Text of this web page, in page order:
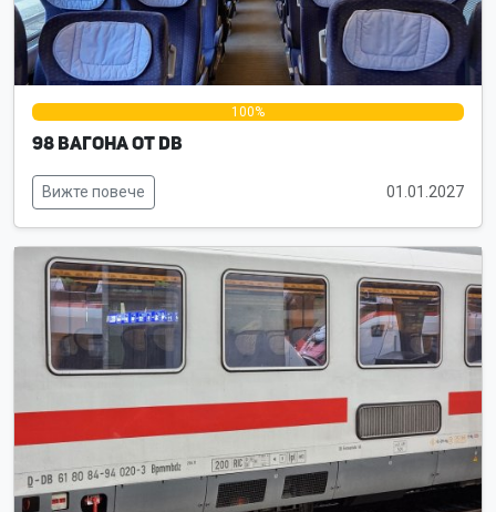
0% 100%
98 вагона от DB
Вижте повече 01.01.2027